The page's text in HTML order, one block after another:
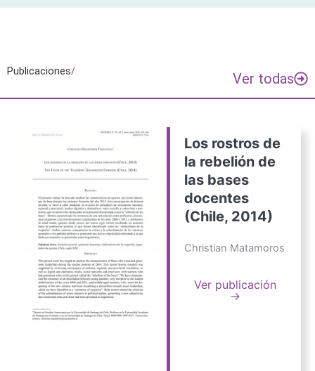
Publicaciones/ Ver todas
Los rostros de
la rebelión de
las bases
docentes
(Chile, 2014)
Christian Matamoros
Ver publicación
→